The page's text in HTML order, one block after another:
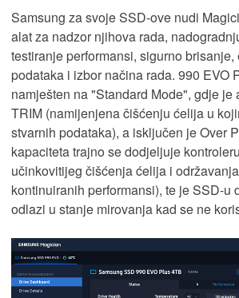
Samsung za svoje SSD-ove nudi
alat za nadzor njihova rada,
testiranje performansi, sigurno brisanje,
podataka i izbor načina rada. 990 EVO
namješten na "Standard Mode", gdje
TRIM (namijenjena čišćenju ćelija u
stvarnih podataka), a isključen je Over
kapaciteta trajno se dodjeljuje
učinkovitijeg čišćenja ćelija i
kontinuiranih performansi), te je SSD-u
odlazi u stanje mirovanja kad se ne